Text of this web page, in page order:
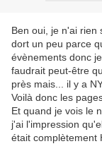
Ben oui, je n'ai rien
dort un peu parce
évènements donc
faudrait peut-être
près mais... il y a
Voilà donc les
Et quand je vois le
j'ai l'impression
était complètement